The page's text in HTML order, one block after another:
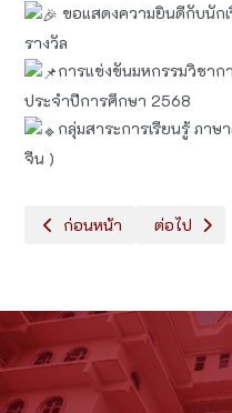
ขอแสดงความยินดีกับนัก
รางวัล
การแข่งขันมหกรรมวิชาก
ประจำปีการศึกษา 2568
กลุ่มสาระการเรียนรู้ ภาษ
จีน )
เนื้อหาก่อนหน้า: รางวัลระ
ก่อนหน้า เนื้อหาถัดไ
ต่อไป